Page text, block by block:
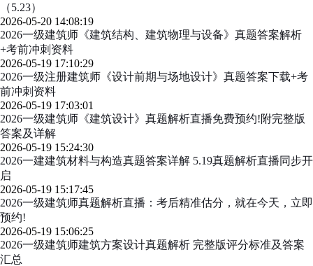
（5.23）
2026-05-20 14:08:19
2026一级建筑师《建筑结构、建筑物理与设备》真题答案解析
+考前冲刺资料
2026-05-19 17:10:29
2026一级注册建筑师《设计前期与场地设计》真题答案下载+考
前冲刺资料
2026-05-19 17:03:01
2026一级建筑师《建筑设计》真题解析直播免费预约!附完整版
答案及详解
2026-05-19 15:24:30
2026一建建筑材料与构造真题答案详解 5.19真题解析直播同步开
启
2026-05-19 15:17:45
2026一级建筑师真题解析直播：考后精准估分，就在今天，立即
预约!
2026-05-19 15:06:25
2026一级建筑师建筑方案设计真题解析 完整版评分标准及答案
汇总